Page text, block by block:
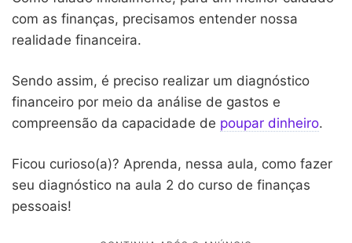
com as finanças, precisamos entender nossa
realidade financeira.
Sendo assim, é preciso realizar um diagnóstico
financeiro por meio da análise de gastos e
compreensão da capacidade de poupar dinheiro.
Ficou curioso(a)? Aprenda, nessa aula, como fazer
seu diagnóstico na aula 2 do curso de finanças
pessoais!